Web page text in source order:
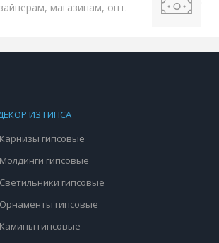
магазинам, опт.
ИЗ ГИПСА
Карнизы гипсовые
Молдинги гипсовые
Светильники гипсовые
Орнаменты гипсовые
Камины гипсовые